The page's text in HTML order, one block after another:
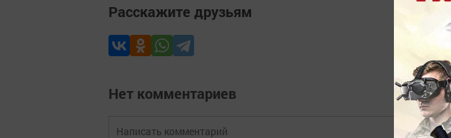
Расскажите друзьям
Нет комментариев